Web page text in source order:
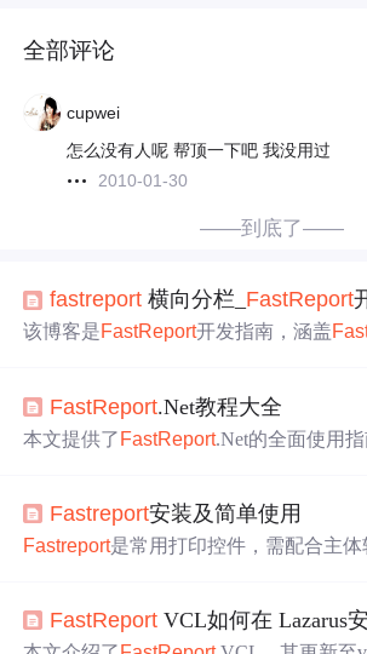
全部评论
cupwei
怎么没有人呢 帮顶一下吧 我没用过
2010-01-30
——到底了——
fastreport 横向分栏_ FastReport
该博客是FastReport开发指南，涵盖
处理、内置语言等方面，为Fast
导。
FastReport.Net教程大全
本文提供了 FastReport.Net的全面使用
Fastreport安装及简单使用
Fastreport是常用打印控件，需配合主
用方法，如delphi版的编译、添加库路
装MSI、替换DLL等。
FastReport VCL如何在 Lazarus